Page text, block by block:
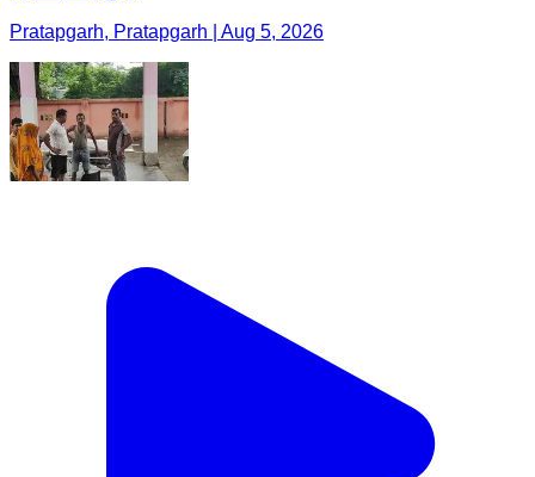
Pratapgarh, Pratapgarh | Aug 5, 2026